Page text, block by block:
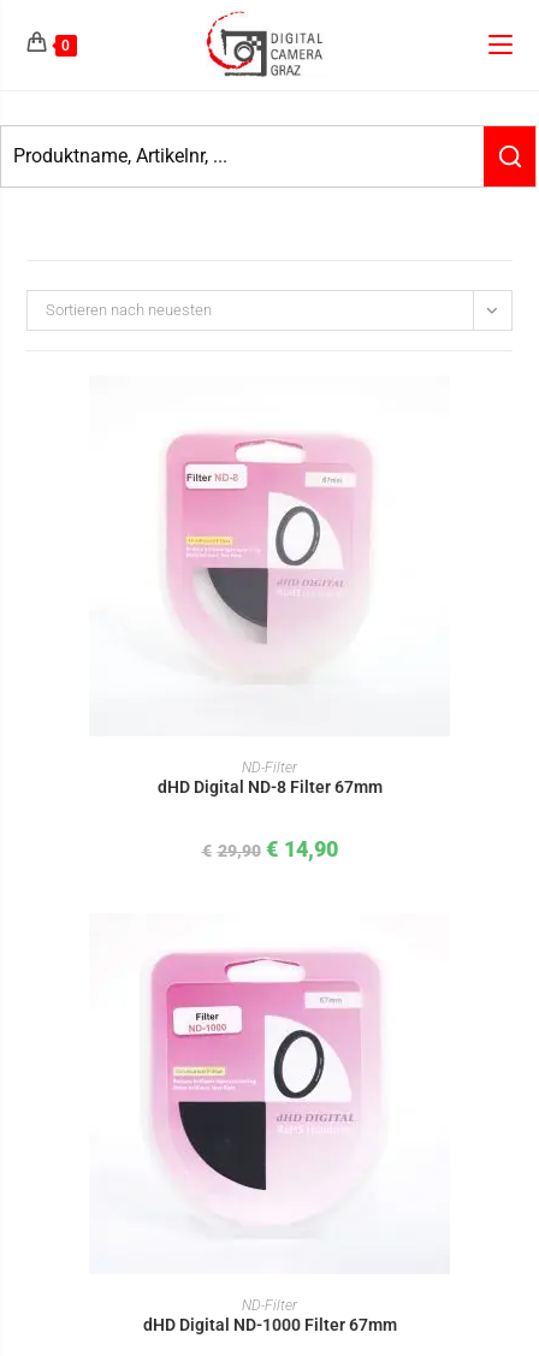
0
Sortieren nach neuesten
IN DEN WARENKORB
ND-Filter
dHD Digital ND-8 Filter 67mm
€ 29,90 € 14,90
IN DEN WARENKORB
ND-Filter
dHD Digital ND-1000 Filter 67mm